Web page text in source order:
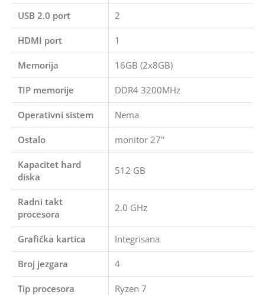
USB 2.0 port 2
HDMI port 1
Memorija 16GB (2x8GB)
TIP memorije DDR4 3200MHz
Operativni sistem Nema
Ostalo monitor 27"
Kapacitet hard
diska
512 GB
Radni takt
procesora
2.0 GHz
Grafička kartica Integrisana
Broj jezgara 4
Tip procesora Ryzen 7